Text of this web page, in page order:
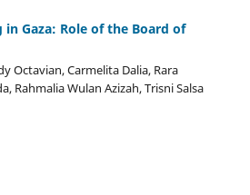
Gaza: Role of the Board of
Octavian, Carmelita Dalia, Rara
Rahmalia Wulan Azizah, Trisni Salsa